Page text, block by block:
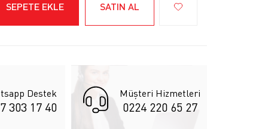
SEPETE EKLE SATIN AL
Destek
303 17 40
Müşteri Hizmetleri
0224 220 65 27